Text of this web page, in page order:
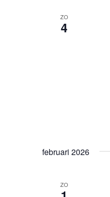
ZO
4
februari 2026
ZO